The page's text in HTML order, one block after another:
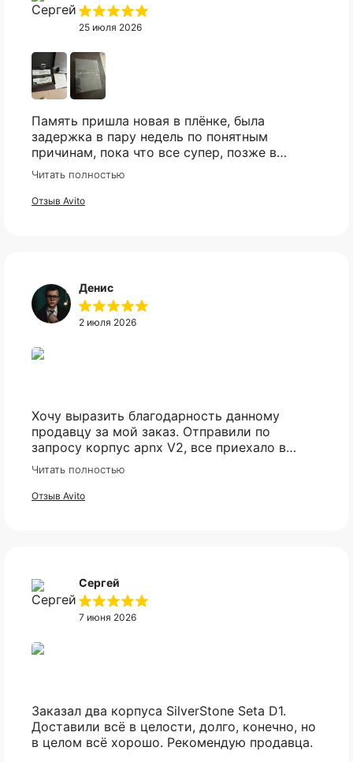
25 июля 2026
Память пришла новая в плёнке, была
задержка в пару недель по понятным
причинам, пока что все супер, позже в
сборке проверю и отзыв дополню
Читать полностью
Отзыв Avito
Денис
2 июля 2026
Хочу выразить благодарность данному
продавцу за мой заказ. Отправили по
запросу корпус apnx V2, все приехало в
идеале. Ценник более чем демократичный.
Все доехало в установленный срок.
Читать полностью
Отзыв Avito
Сергей
7 июня 2026
Заказал два корпуса SilverStone Seta D1.
Доставили всё в целости, долго, конечно, но
в целом всё хорошо. Рекомендую продавца.
Оплата частями